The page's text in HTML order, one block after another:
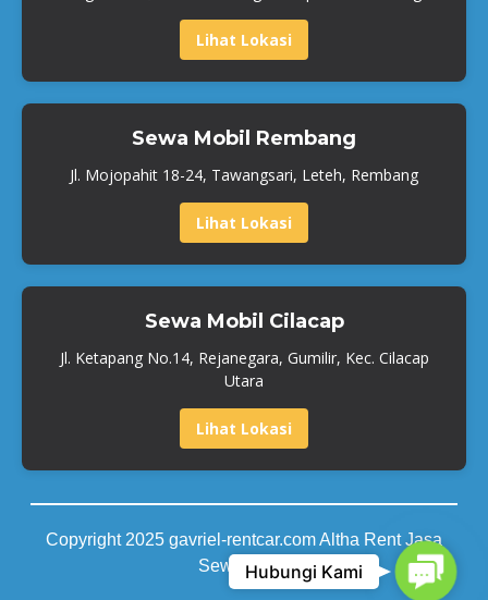
Lihat Lokasi
Sewa Mobil Rembang
Jl. Mojopahit 18-24, Tawangsari, Leteh, Rembang
Lihat Lokasi
Sewa Mobil Cilacap
Jl. Ketapang No.14, Rejanegara, Gumilir, Kec. Cilacap
Utara
Lihat Lokasi
Copyright 2025 gavriel-rentcar.com Altha Rent Jasa
Sewa MobilHubungi Kami